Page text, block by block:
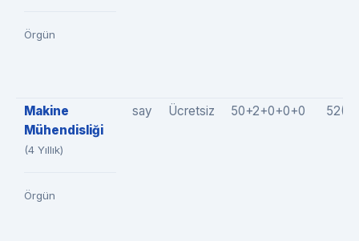
Örgün
Makine
Mühendisliği
(4 Yıllık)
Örgün
say Ücretsiz 50+2+0+0+0